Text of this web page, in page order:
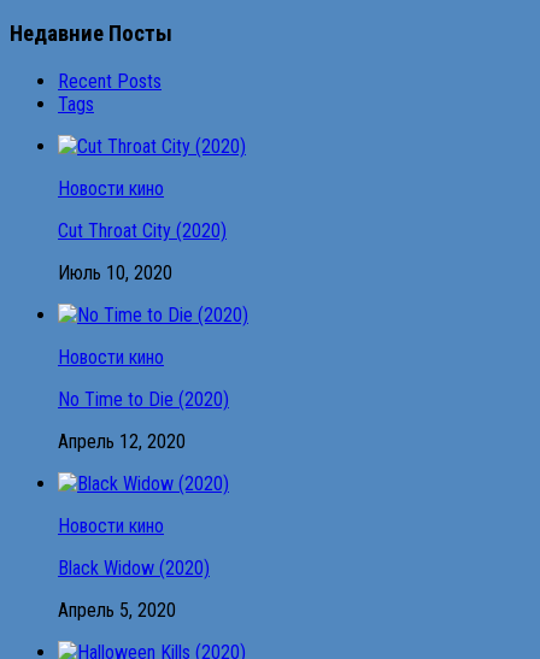
Недавние Посты
Recent Posts
Tags
Новости кино
Cut Throat City (2020)
Июль 10, 2020
Новости кино
No Time to Die (2020)
Апрель 12, 2020
Новости кино
Black Widow (2020)
Апрель 5, 2020